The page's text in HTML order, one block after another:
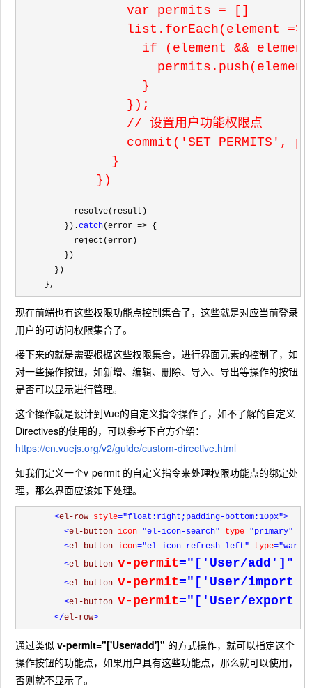
            var permits = []
list.forEach(element =>
if (element &&
              }
            });
            // 设置用户功能权限点
            commit('SET_PERMITS'
,
          }
        })
        resolve(result)
      }).
catch(error => {
        reject(error)
      })
    })
  },
现在前端也有这些权限功能点控制集合了，这些就是对应当前登录
用户的可访问权限集合了。
接下来的就是需要根据这些权限集合，进行界面元素的控制了，如
对一些操作按钮，如新增、编辑、删除、导入、导出等操作的按钮
是否可以显示进行管理。
这个操作就是设计到Vue的自定义指令操作了，如不了解的自定义
Directives的使用的，可以参考下官方介绍：
https://cn.vuejs.org/v2/guide/custom-directive.html
如我们定义一个v-permit 的自定义指令来处理权限功能点的绑定处
理，那么界面应该如下处理。
<el-row style="float:right;padding-bottom:10px">
<el-button icon="el-icon-search" type="primary"
<el-button icon="el-icon-refresh-left" type
<el-button v-permit="['User/add']"
<el-button v-permit="['User/
<el-button v-permit="['User/
</el-row>
通过类似 v-permit="['User/add']" 的方式操作，就可以指定这个
操作按钮的功能点，如果用户具有这些功能点，那么就可以使用，
否则就不显示了。